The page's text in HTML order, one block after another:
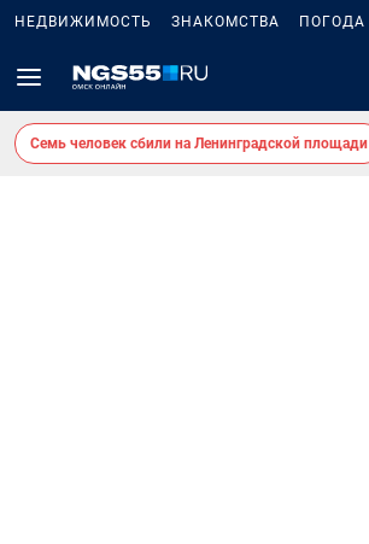
НЕДВИЖИМОСТЬ ЗНАКОМСТВА ПОГОДА
Семь человек сбили на Ленинградской площади